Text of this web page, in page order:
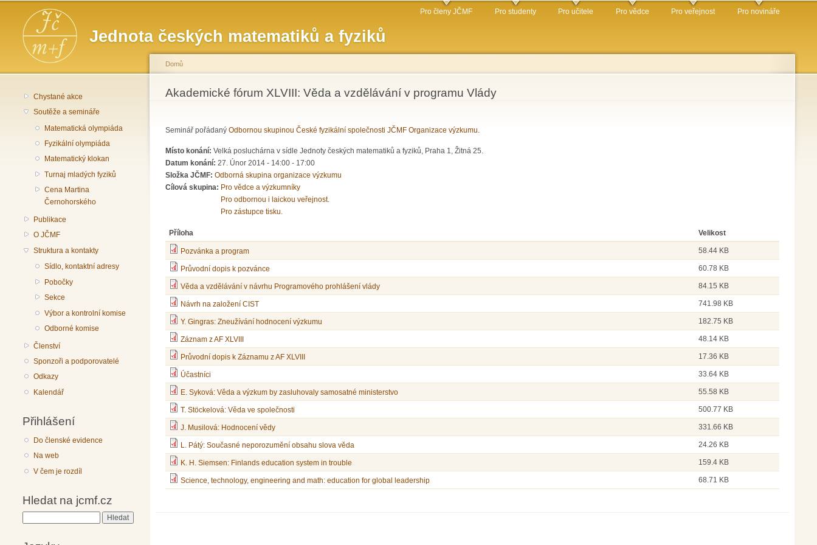
obsahu
Jednota českých matematiků a fyziků
Hlavní menu Pro členy JČMF Pro studenty Pro učitele Pro vědce Pro veřejnost Pro novináře
Chystané akce
Soutěže a semináře
Matematická olympiáda
Fyzikální olympiáda
Matematický klokan
Turnaj mladých fyziků
Cena Martina
Černohorského
Publikace
O JČMF
Struktura a kontakty
Sídlo, kontaktní adresy
Pobočky
Sekce
Výbor a kontrolní komise
Odborné komise
Členství
Sponzoři a podporovatelé
Odkazy
Kalendář
Přihlášení
Do členské evidence
Na web
V čem je rozdíl
Hledat na jcmf.cz
Jste zde
Domů
Akademické fórum XLVIII: Věda a vzdělávání v programu Vlády
Seminář pořádaný Odbornou skupinou České fyzikální společnosti JČMF Organizace výzkumu
Místo konání: Velká posluchárna v sídle Jednoty českých matematiků a fyziků, Praha 1, Žitná 25.
Datum konání: 27. Únor 2014 - 14:00 - 17:00
Složka JČMF: Odborná skupina organizace výzkumu
Cílová skupina: Pro vědce a výzkumníky
Pro odbornou i laickou veřejnost.
Pro zástupce tisku.
Příloha Velikost
Pozvánka a program 58.44 KB
Průvodní dopis k pozvánce 60.78 KB
Věda a vzdělávání v návrhu Programového prohlášení vlády 84.15 KB
Návrh na založení CIST 741.98 KB
Y. Gingras: Zneužívání hodnocení výzkumu 182.75 KB
Záznam z AF XLVIII 48.14 KB
Průvodní dopis k Záznamu z AF XLVIII 17.36 KB
Účastníci 33.64 KB
E. Syková: Věda a výzkum by zasluhovaly samosatné ministerstvo 55.58 KB
T. Stöckelová: Věda ve společnosti 500.77 KB
J. Musilová: Hodnocení vědy 331.66 KB
L. Pátý: Současné neporozumění obsahu slova věda 24.26 KB
K. H. Siemsen: Finlands education system in trouble 159.4 KB
Science, technology, engineering and math: education for global leadership 68.71 KB